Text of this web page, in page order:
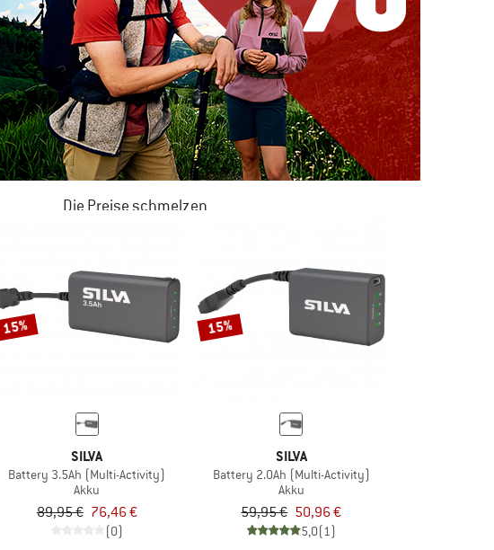
Die Preise schmelzen
ZUM SOMMER SALE
15%
SILVA
Battery 3.5Ah (Multi-Activity)
Akku
89,95 € 76,46 €
(0)
15%
SILVA
Battery 2.0Ah (Multi-Activity)
Akku
59,95 € 50,96 €
5,0(1)